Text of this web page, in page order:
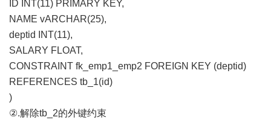
ID INT(11) PRIMARY KEY,
NAME vARCHAR(25),
deptid INT(11),
SALARY FLOAT,
CONSTRAINT fk_emp1_emp2 FOREIGN KEY (deptid)
REFERENCES tb_1(id)
)
②.解除tb_2的外键约束